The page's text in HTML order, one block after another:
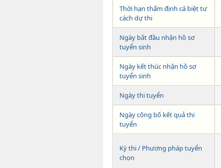
Thời hạn thẩm định cá biệt tư
cách dự thi
Ngày bắt đầu nhận hồ sơ
tuyển sinh
Ngày kết thúc nhận hồ sơ
tuyển sinh
Ngày thi tuyển
Ngày công bố kết quả thi
tuyển
Kỳ thi / Phương pháp tuyển
chọn